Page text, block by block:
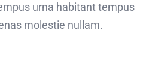
urna habitant tempus
molestie nullam.